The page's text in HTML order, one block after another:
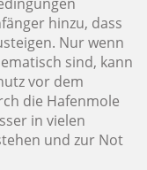
hinzu, dass
Nur wenn
sind, kann
vor dem
die Hafenmole
in vielen
und zur Not